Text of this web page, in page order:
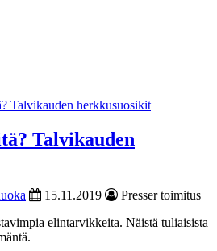
Talvikauden
15.11.2019
Presser toimitus
elintarvikkeita. Näistä tuliaisista